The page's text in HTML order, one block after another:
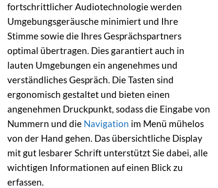
fortschrittlicher Audiotechnologie werden
Umgebungsgeräusche minimiert und Ihre
Stimme sowie die Ihres Gesprächspartners
optimal übertragen. Dies garantiert auch in
lauten Umgebungen ein angenehmes und
verständliches Gespräch. Die Tasten sind
ergonomisch gestaltet und bieten einen
angenehmen Druckpunkt, sodass die Eingabe von
Nummern und die Navigation im Menü mühelos
von der Hand gehen. Das übersichtliche Display
mit gut lesbarer Schrift unterstützt Sie dabei, alle
wichtigen Informationen auf einen Blick zu
erfassen.